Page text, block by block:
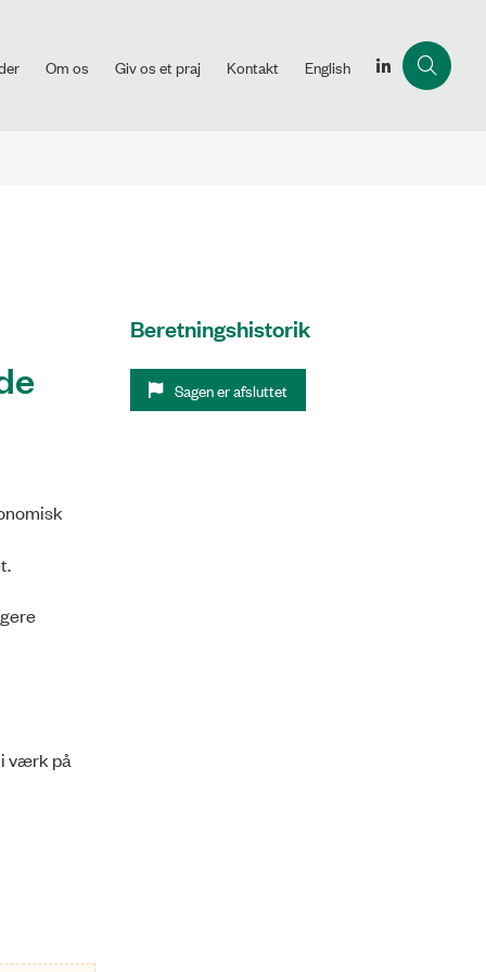
Om os Giv os et praj Kontakt English
værk på
Beretningshistorik
Sagen er afsluttet